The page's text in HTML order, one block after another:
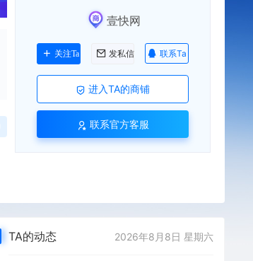
壹快网
关注Ta 发私信 联系Ta
进入TA的商铺
联系官方客服
TA的动态 2026年8月8日 星期六